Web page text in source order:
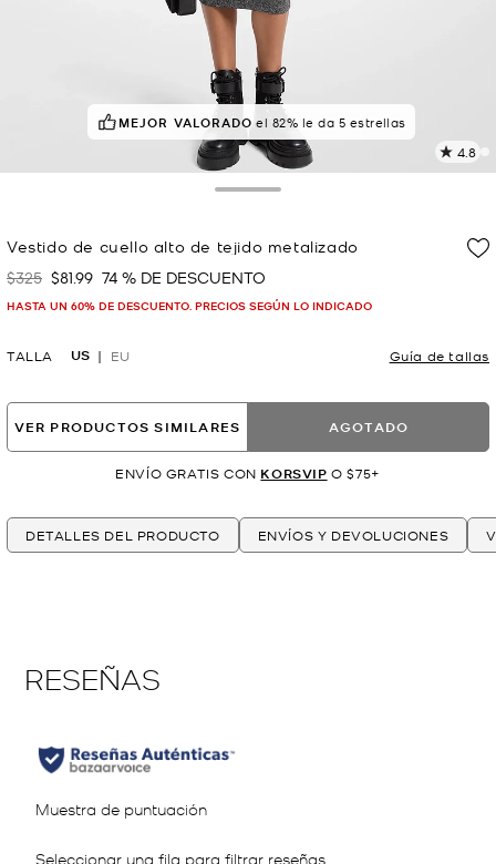
MEJOR VALORADO el 82% le da 5 estrellas
4.8
Vestido de cuello alto de tejido metalizado
Era
$325 Ahora
$81.99 74 % DE DESCUENTO
HASTA UN 60% DE DESCUENTO. PRECIOS SEGÚN LO INDICADO
TALLA US EU Guía de tallas
VER PRODUCTOS SIMILARES AGOTADO
ENVÍO GRATIS CON KORSVIP O $75+
DETALLES DEL PRODUCTO ENVÍOS Y DEVOLUCIONES